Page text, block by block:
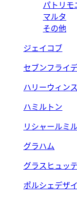
パトリモ
マルタ
その他
ジェイコブ
セブンフライ
ハリーウィン
ハミルトン
リシャールミル
グラハム
グラスヒュッ
ポルシェデザ